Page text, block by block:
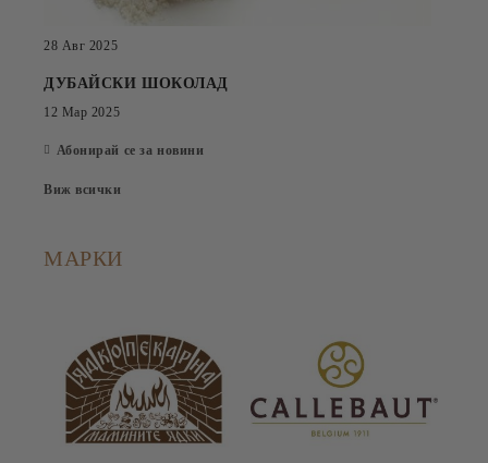
28 Авг 2025
ДУБАЙСКИ ШОКОЛАД
12 Мар 2025
Абонирай се за новини
Виж всички
МАРКИ